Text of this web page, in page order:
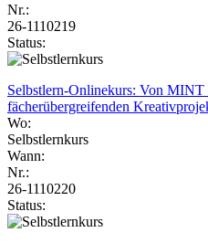
Nr.:
26-1110219
Status:
Selbstlern-Onlinekurs: Von
fächerübergreifenden
Wo:
Selbstlernkurs
Wann:
Nr.:
26-1110220
Status: